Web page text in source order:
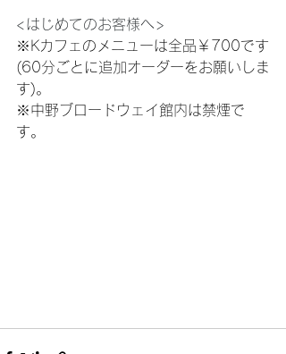
<はじめてのお客様へ>
※Kカフェのメニューは全品￥700です
(60分ごとに追加オーダーをお願いしま
す)。
※中野ブロードウェイ館内は禁煙で
す。